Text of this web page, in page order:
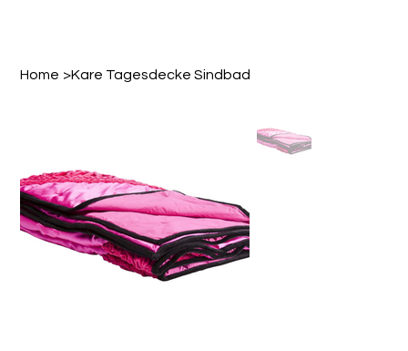
Home >Kare Tagesdecke Sindbad